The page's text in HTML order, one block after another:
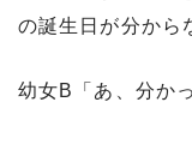
の誕生日が分から
幼女B「あ、分か